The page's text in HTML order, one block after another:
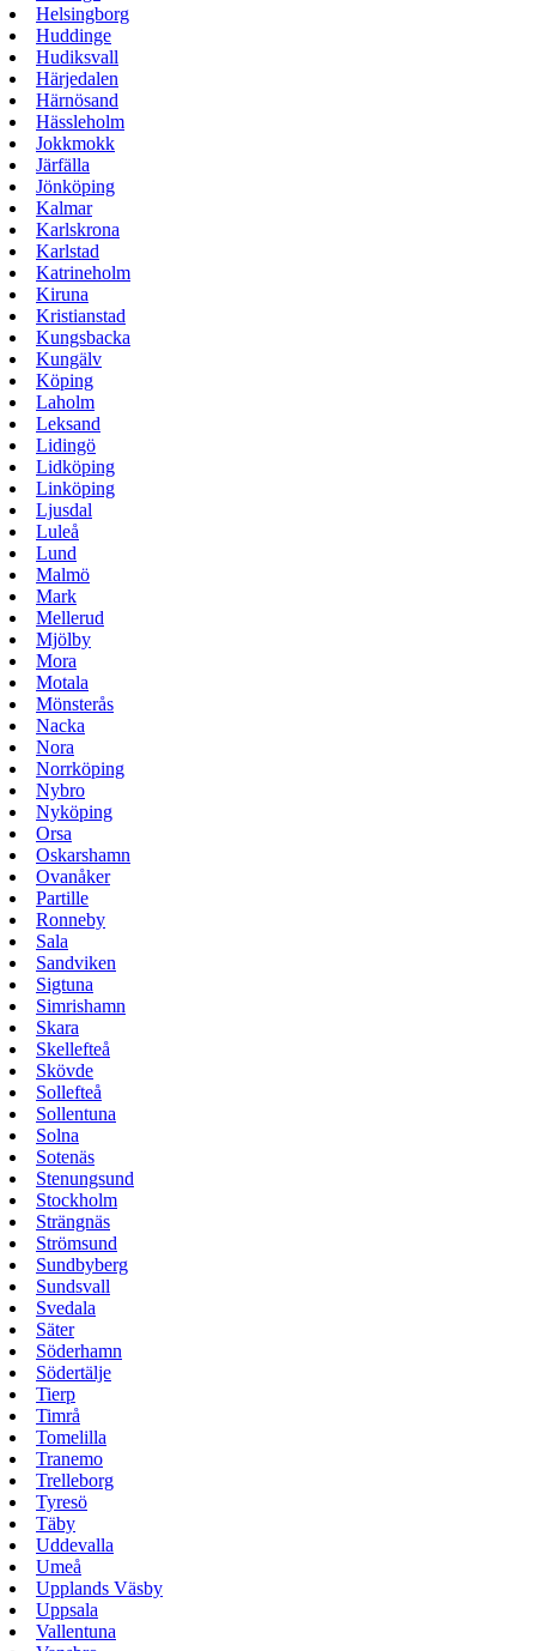
Helsingborg
Huddinge
Hudiksvall
Härjedalen
Härnösand
Hässleholm
Jokkmokk
Järfälla
Jönköping
Kalmar
Karlskrona
Karlstad
Katrineholm
Kiruna
Kristianstad
Kungsbacka
Kungälv
Köping
Laholm
Leksand
Lidingö
Lidköping
Linköping
Ljusdal
Luleå
Lund
Malmö
Mark
Mellerud
Mjölby
Mora
Motala
Mönsterås
Nacka
Nora
Norrköping
Nybro
Nyköping
Orsa
Oskarshamn
Ovanåker
Partille
Ronneby
Sala
Sandviken
Sigtuna
Simrishamn
Skara
Skellefteå
Skövde
Sollefteå
Sollentuna
Solna
Sotenäs
Stenungsund
Stockholm
Strängnäs
Strömsund
Sundbyberg
Sundsvall
Svedala
Säter
Söderhamn
Södertälje
Tierp
Timrå
Tomelilla
Tranemo
Trelleborg
Tyresö
Täby
Uddevalla
Umeå
Upplands Väsby
Uppsala
Vallentuna